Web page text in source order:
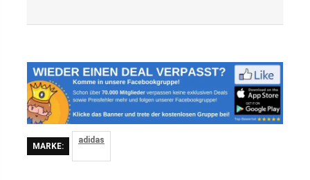
MARKE:
adidas